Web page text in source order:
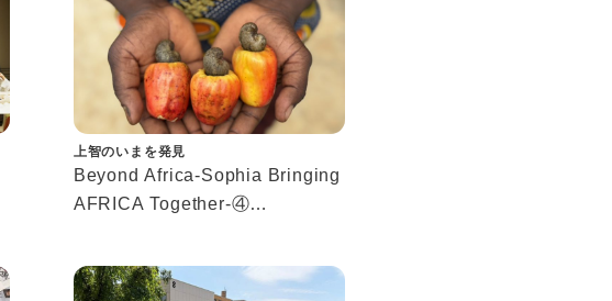
上智のいまを発見
Beyond Africa-Sophia Bringing
AFRICA Together-④